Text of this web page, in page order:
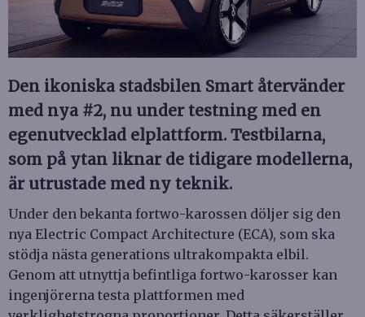
Den ikoniska stadsbilen Smart återvänder
med nya #2, nu under testning med en
egenutvecklad elplattform. Testbilarna,
som på ytan liknar de tidigare modellerna,
är utrustade med ny teknik.
Under den bekanta fortwo-karossen döljer sig den
nya Electric Compact Architecture (ECA), som ska
stödja nästa generations ultrakompakta elbil.
Genom att utnyttja befintliga fortwo-karosser kan
ingenjörerna testa plattformen med